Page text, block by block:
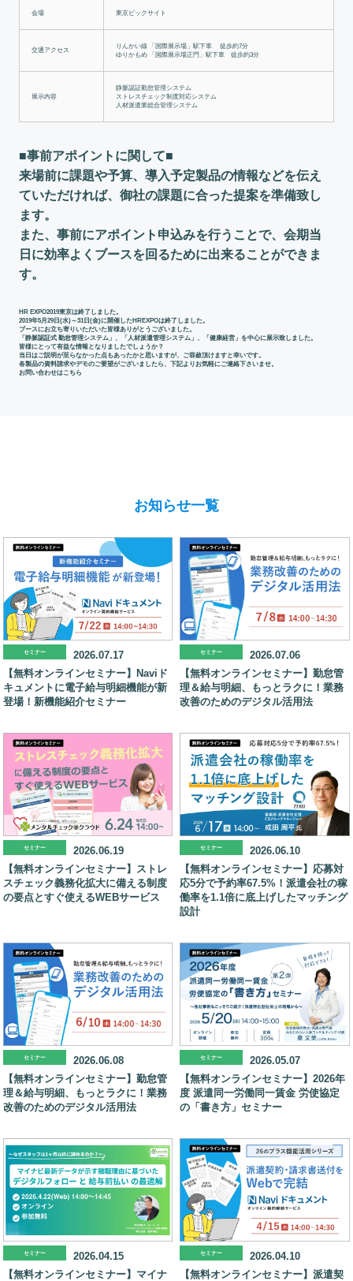
会場 東京ビックサイト
交通アクセス
りんかい線 「国際展示場」駅下車 徒歩約7分
ゆりかもめ 「国際展示場正門」駅下車 徒歩約3分
展示内容
静脈認証勤怠管理システム
ストレスチェック制度対応システム
人材派遣業総合管理システム
■事前アポイントに関して■
来場前に課題や予算、導入予定製品の情報などを伝え
ていただければ、御社の課題に合った提案を準備致し
ます。
また、事前にアポイント申込みを行うことで、会期当
日に効率よくブースを回るために出来ることができま
す。
HR EXPO2019東京は終了しました。
2019年5月29日(水)～31日(金)に開催したHREXPOは終了しました。
ブースにお立ち寄りいただいた皆様ありがとうございました。
「静脈認証式 勤怠管理システム」、「人材派遣管理システム」、「健康経営」を中心に展示致しました。
皆様にとって有益な情報となりましたでしょうか？
当日はご説明が至らなかった点もあったかと思いますが、ご容赦頂けますと幸いです。
各製品の資料請求やデモのご要望がございましたら、下記よりお気軽にご連絡下さいませ。
お問い合わせはこちら
お知らせ一覧
セミナー
2026.07.17
【無料オンラインセミナー】Naviド
キュメントに電子給与明細機能が新
登場！新機能紹介セミナー
セミナー
2026.07.06
【無料オンラインセミナー】勤怠管
理＆給与明細、もっとラクに！業務
改善のためのデジタル活用法
セミナー
2026.06.19
【無料オンラインセミナー】ストレ
スチェック義務化拡大に備える制度
の要点とすぐ使えるWEBサービス
セミナー
2026.06.10
【無料オンラインセミナー】応募対
応5分で予約率67.5%！派遣会社の稼
働率を1.1倍に底上げしたマッチング
設計
セミナー
2026.06.08
【無料オンラインセミナー】勤怠管
理＆給与明細、もっとラクに！業務
改善のためのデジタル活用法
セミナー
2026.05.07
【無料オンラインセミナー】2026年
度 派遣同一労働同一賃金 労使協定
の「書き方」セミナー
セミナー
2026.04.15
【無料オンラインセミナー】マイナ
セミナー
2026.04.10
【無料オンラインセミナー】派遣契